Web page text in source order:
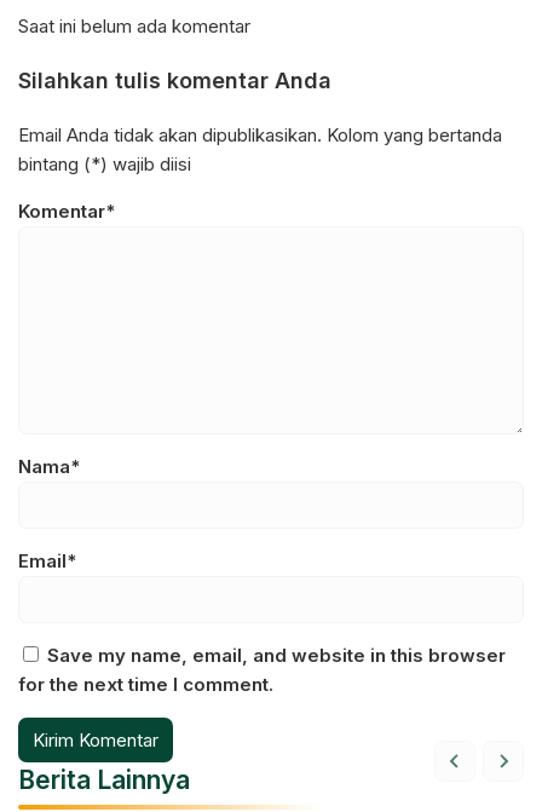
Saat ini belum ada komentar
Silahkan tulis komentar Anda
Email Anda tidak akan dipublikasikan. Kolom yang bertanda
bintang (*) wajib diisi
Komentar*
Nama*
Email*
Save my name, email, and website in this browser
for the next time I comment.
Berita Lainnya